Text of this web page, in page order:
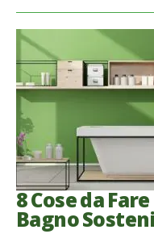
8 Cose da
Bagno